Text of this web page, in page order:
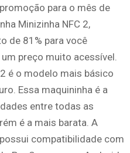
para o mês de
Minizinha NFC 2,
de 81% para você
preço muito acessível.
é o modelo mais básico
Essa maquininha é a
entre todas as
é a mais barata. A
compatibilidade com